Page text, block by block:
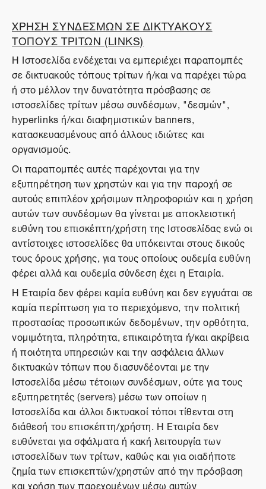
ΧΡΗΣΗ ΣΥΝΔΕΣΜΩΝ ΣΕ ΔΙΚΤΥΑΚΟΥΣ
ΤΟΠΟΥΣ ΤΡΙΤΩΝ (LINKS)
Η Ιστοσελίδα ενδέχεται να εμπεριέχει παραπομπές
σε δικτυακούς τόπους τρίτων ή/και να παρέχει τώρα
ή στο μέλλον την δυνατότητα πρόσβασης σε
ιστοσελίδες τρίτων μέσω συνδέσμων, "δεσμών",
hyperlinks ή/και διαφημιστικών banners,
κατασκευασμένους από άλλους ιδιώτες και
οργανισμούς.
Οι παραπομπές αυτές παρέχονται για την
εξυπηρέτηση των χρηστών και για την παροχή σε
αυτούς επιπλέον χρήσιμων πληροφοριών και η χρήση
αυτών των συνδέσμων θα γίνεται με αποκλειστική
ευθύνη του επισκέπτη/χρήστη της Ιστοσελίδας ενώ οι
αντίστοιχες ιστοσελίδες θα υπόκεινται στους δικούς
τους όρους χρήσης, για τους οποίους ουδεμία ευθύνη
φέρει αλλά και ουδεμία σύνδεση έχει η Εταιρία.
Η Εταιρία δεν φέρει καμία ευθύνη και δεν εγγυάται σε
καμία περίπτωση για το περιεχόμενο, την πολιτική
προστασίας προσωπικών δεδομένων, την ορθότητα,
νομιμότητα, πληρότητα, επικαιρότητα ή/και ακρίβεια
ή ποιότητα υπηρεσιών και την ασφάλεια άλλων
δικτυακών τόπων που διασυνδέονται με την
Ιστοσελίδα μέσω τέτοιων συνδέσμων, ούτε για τους
εξυπηρετητές (servers) μέσω των οποίων η
Ιστοσελίδα και άλλοι δικτυακοί τόποι τίθενται στη
διάθεσή του επισκέπτη/χρήστη. Η Εταιρία δεν
ευθύνεται για σφάλματα ή κακή λειτουργία των
ιστοσελίδων των τρίτων, καθώς και για οιαδήποτε
ζημία των επισκεπτών/χρηστών από την πρόσβαση
και χρήση των παρεχομένων μέσω αυτών